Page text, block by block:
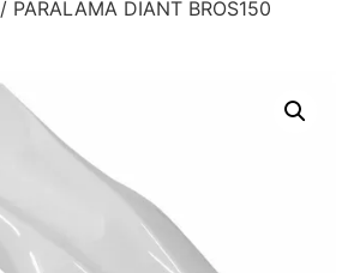
/ PARALAMA DIANT BROS150